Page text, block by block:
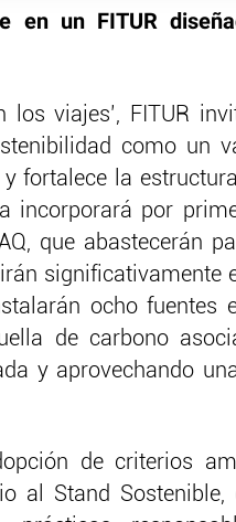
en un FITUR
los viajes’, FITUR
como un
fortalece la
incorporará por
que abastecerán
significativamente
ocho fuentes
de carbono
y aprovechando
de criterios
al Stand